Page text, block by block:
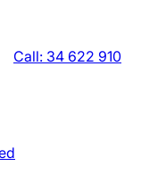
Call: 34 622 910